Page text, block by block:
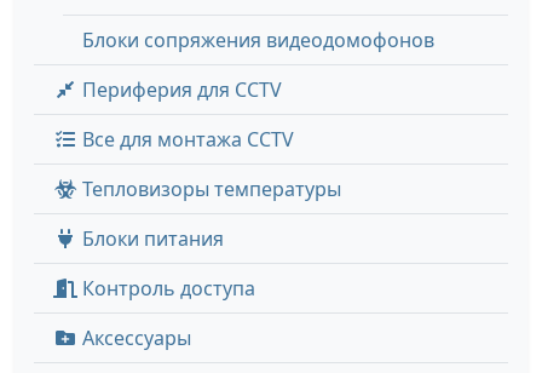
Блоки сопряжения видеодомофонов
Периферия для CCTV
Все для монтажа CCTV
Тепловизоры температуры
Блоки питания
Контроль доступа
Аксессуары